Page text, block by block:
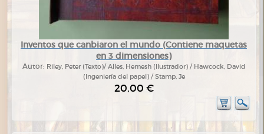
Inventos que canbiaron el mundo (Contiene maquetas
en 3 dimensiones)
Autor: Riley, Peter (Texto)/ Alles, Hemesh (Ilustrador) / Hawcock, David
(Ingeniería del papel) / Stamp, Je
20,00 €